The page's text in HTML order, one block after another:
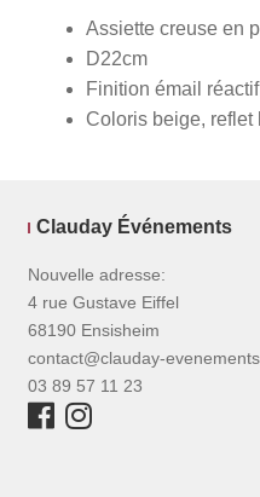
Assiette creuse en
D22cm
Finition émail
Coloris beige, reflet
Clauday Événements
Nouvelle adresse:
4 rue Gustave Eiffel
68190 Ensisheim
contact@clauday-
03 89 57 11 23